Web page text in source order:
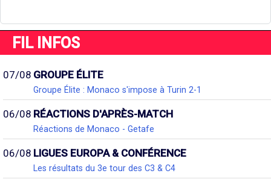
FIL INFOS
07/08 GROUPE ÉLITE
Groupe Élite : Monaco s'impose à Turin 2-1
06/08 RÉACTIONS D'APRÈS-MATCH
Réactions de Monaco - Getafe
06/08 LIGUES EUROPA & CONFÉRENCE
Les résultats du 3e tour des C3 & C4